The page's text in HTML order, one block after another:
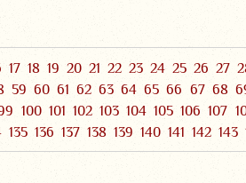
17 18 19 20 21 22 23 24 25 26 27
59 60 61 62 63 64 65 66 67 68
100 101 102 103 104 105 106 107
135 136 137 138 139 140 141 142 143